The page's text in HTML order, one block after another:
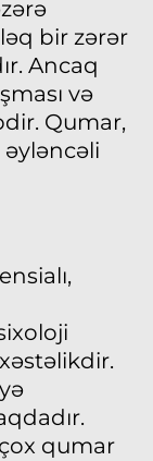
bir zərər
Ancaq
və
Qumar,
qumar